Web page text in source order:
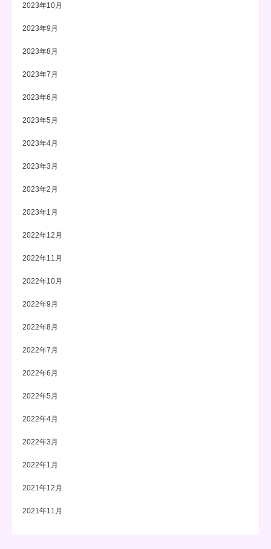
2023年10月
2023年9月
2023年8月
2023年7月
2023年6月
2023年5月
2023年4月
2023年3月
2023年2月
2023年1月
2022年12月
2022年11月
2022年10月
2022年9月
2022年8月
2022年7月
2022年6月
2022年5月
2022年4月
2022年3月
2022年1月
2021年12月
2021年11月